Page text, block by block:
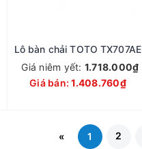
Lô bàn chải TOTO TX707AE
Giá niêm yết: 1.718.000₫
Giá bán:1.408.760₫
« 1 2